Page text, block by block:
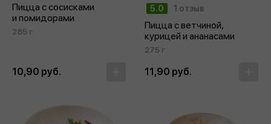
Пицца с сосисками
и помидорами
285 г
10,90 руб.
5.0 1 отзыв
Пицца с ветчиной,
курицей и ананасами
275 г
11,90 руб.